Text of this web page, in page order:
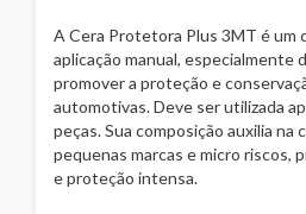
A Cera Protetora Plus 3MT é um
aplicação manual, especialmente
promover a proteção e
automotivas. Deve ser utilizada
peças. Sua composição auxilia na
pequenas marcas e micro riscos,
e proteção intensa.